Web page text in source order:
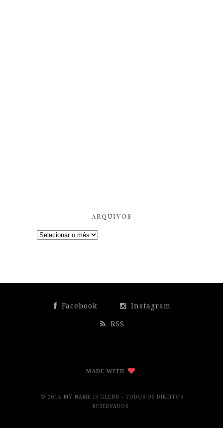
ARQUIVOS
Arquivos
Facebook Instagram
RSS
MADE WITH
© 2014 MY NAME IS GLENN - TODOS OS DIREITOS
RESERVADOS.